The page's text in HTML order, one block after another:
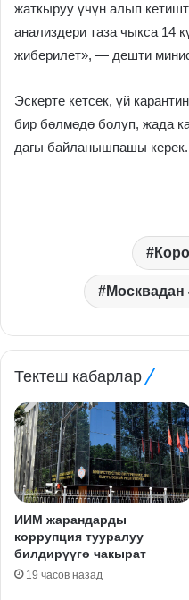
жаткыруу үчүн алып
анализдери таза чыкса 14
жиберилет», — дешти
Эскерте кетсек, үй
бир бөлмөдө болуп, жада
дагы байланышпашы керек.
Москвадан
Тектеш кабарлар
ИИМ жарандарды
коррупция тууралуу
билдирүүгө чакырат
19 часов назад